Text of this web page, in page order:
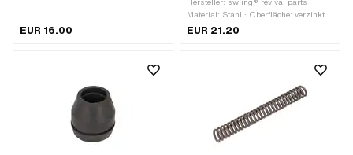
Klemmdurchmesser: 22 mm ·
EUR 16.00
Hersteller: swiing® revival parts ·
Material: Stahl · Oberfläche: verzinkt
(blau) · Ø Schaft: 11.95 mm ·
EUR 21.20